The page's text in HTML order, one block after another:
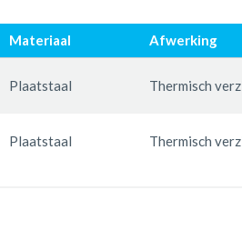
Materiaal Afwerking
Plaatstaal Thermisch
Plaatstaal Thermisch